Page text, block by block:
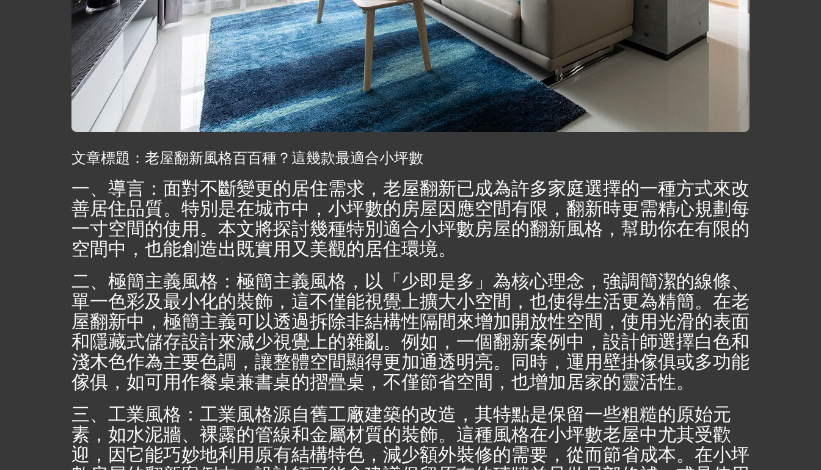
文章標題：老屋翻新風格百百種？這幾款最適合小坪數
一、導言：面對不斷變更的居住需求，老屋翻新已成為許多家庭選擇的一種方式來改
善居住品質。特別是在城市中，小坪數的房屋因應空間有限，翻新時更需精心規劃每
一寸空間的使用。本文將探討幾種特別適合小坪數房屋的翻新風格，幫助你在有限的
空間中，也能創造出既實用又美觀的居住環境。
二、極簡主義風格：極簡主義風格，以「少即是多」為核心理念，強調簡潔的線條、
單一色彩及最小化的裝飾，這不僅能視覺上擴大小空間，也使得生活更為精簡。在老
屋翻新中，極簡主義可以透過拆除非結構性隔間來增加開放性空間，使用光滑的表面
和隱藏式儲存設計來減少視覺上的雜亂。例如，一個翻新案例中，設計師選擇白色和
淺木色作為主要色調，讓整體空間顯得更加通透明亮。同時，運用壁掛傢俱或多功能
傢俱，如可用作餐桌兼書桌的摺疊桌，不僅節省空間，也增加居家的靈活性。
三、工業風格：工業風格源自舊工廠建築的改造，其特點是保留一些粗糙的原始元
素，如水泥牆、裸露的管線和金屬材質的裝飾。這種風格在小坪數老屋中尤其受歡
迎，因它能巧妙地利用原有結構特色，減少額外裝修的需要，從而節省成本。在小坪